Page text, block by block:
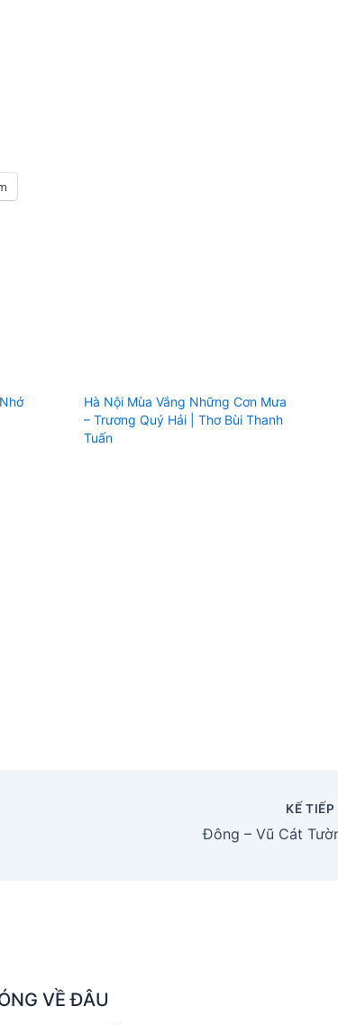
Hà Nội Mùa Vắng Những Cơn Mưa
– Trương Quý Hải | Thơ Bùi Thanh
Tuấn
KẾ TIẾP
Đông – Vũ Cát
VỀ ĐÂU